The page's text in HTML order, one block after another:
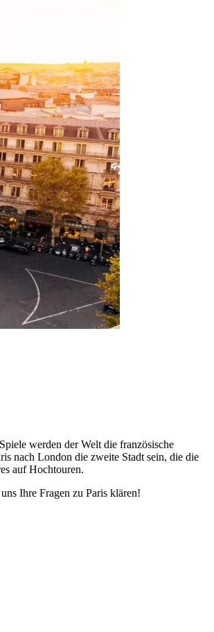
werden der Welt die französische
nach London die zweite Stadt sein, die die
auf Hochtouren.
Ihre Fragen zu Paris klären!